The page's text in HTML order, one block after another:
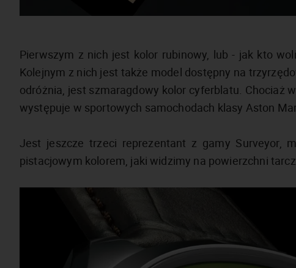
Pierwszym z nich jest kolor rubinowy, lub - jak kto
Kolejnym z nich jest także model dostępny na
odróżnia, jest szmaragdowy kolor cyferblatu. Chociaż
występuje w sportowych samochodach klasy Aston
Jest jeszcze trzeci reprezentant z gamy Surveyor,
pistacjowym kolorem, jaki widzimy na powierzchni